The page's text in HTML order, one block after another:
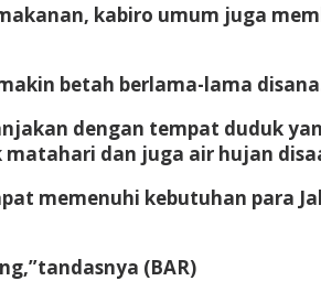
kabiro umum juga
betah berlama-lama
dengan tempat duduk
dan juga air hujan
memenuhi kebutuhan para
(BAR)